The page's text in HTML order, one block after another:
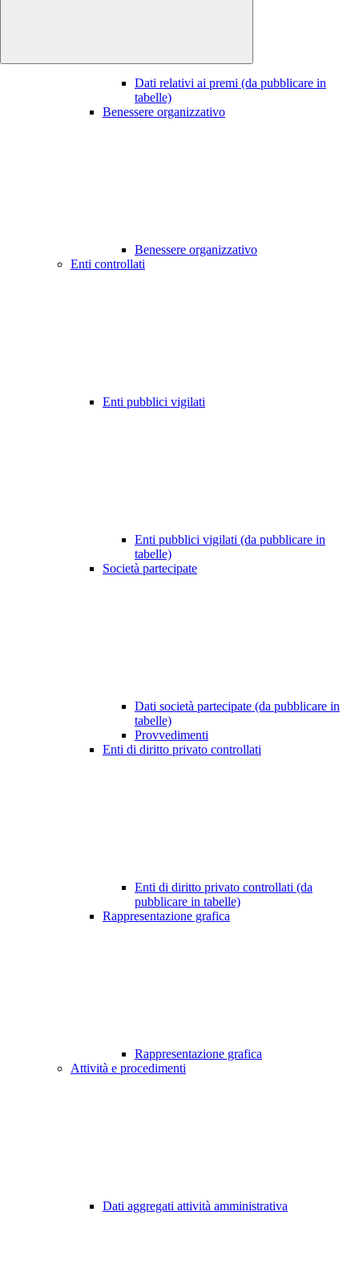
Dati relativi ai premi (da pubblicare in
tabelle)
Benessere organizzativo
Benessere organizzativo
Enti controllati
Enti pubblici vigilati
Enti pubblici vigilati (da pubblicare in
tabelle)
Società partecipate
Dati società partecipate (da pubblicare in
tabelle)
Provvedimenti
Enti di diritto privato controllati
Enti di diritto privato controllati (da
pubblicare in tabelle)
Rappresentazione grafica
Rappresentazione grafica
Attività e procedimenti
Dati aggregati attività amministrativa